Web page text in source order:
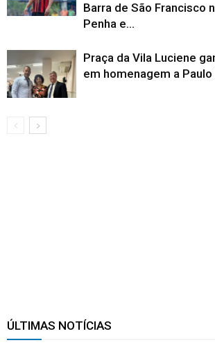
Barra de São Francisco
Penha e...
Praça da Vila Luciene
em homenagem a
ÚLTIMAS NOTÍCIAS